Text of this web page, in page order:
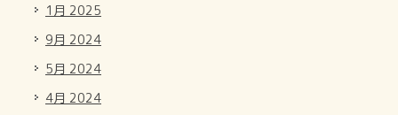
1月 2025
9月 2024
5月 2024
4月 2024